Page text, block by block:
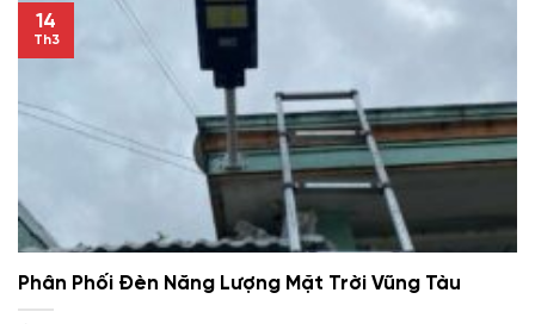
Phân Phối Đèn Năng Lượng Mặt Trời Vũng Tàu
14
Th3